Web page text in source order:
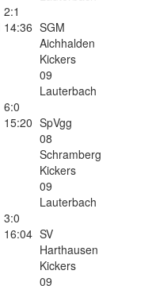
2:1
14:36 SGM
Aichhalden
Kickers
09
Lauterbach
6:0
15:20 SpVgg
08
Schramberg
Kickers
09
Lauterbach
3:0
16:04 SV
Harthausen
Kickers
09